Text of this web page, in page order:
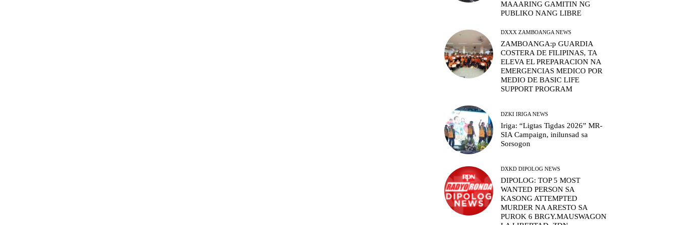
MAAARING GAMITIN NG
PUBLIKO NANG LIBRE
DXXX ZAMBOANGA NEWS
ZAMBOANGA:p GUARDIA
COSTERA DE FILIPINAS, TA
ELEVA EL PREPARACION NA
EMERGENCIAS MEDICO POR
MEDIO DE BASIC LIFE
SUPPORT PROGRAM
DZKI IRIGA NEWS
Iriga: “Ligtas Tigdas 2026” MR-
SIA Campaign, inilunsad sa
Sorsogon
DXKD DIPOLOG NEWS
DIPOLOG: TOP 5 MOST
WANTED PERSON SA
KASONG ATTEMPTED
MURDER NA ARESTO SA
PUROK 6 BRGY.MAUSWAGON